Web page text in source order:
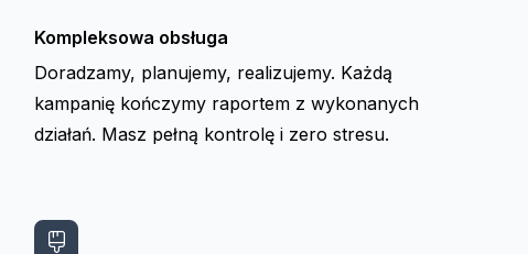
Kompleksowa obsługa
Doradzamy, planujemy, realizujemy. Każdą
kampanię kończymy raportem z wykonanych
działań. Masz pełną kontrolę i zero stresu.